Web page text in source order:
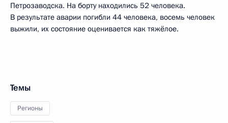
Петрозаводска. На борту находились 52 человека.
В результате аварии погибли 44 человека, восемь человек
выжили, их состояние оценивается как тяжёлое.
Темы
Регионы